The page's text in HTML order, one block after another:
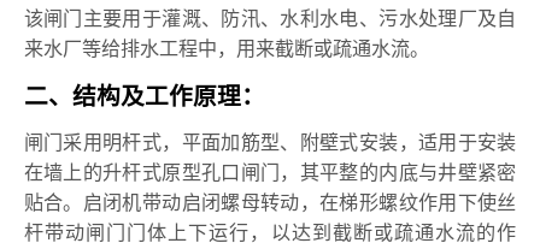
该闸门主要用于灌溉、防汛、水利水电、污水处理厂及自
来水厂等给排水工程中，用来截断或疏通水流。
二、结构及工作原理：
闸门采用明杆式，平面加筋型、附壁式安装，适用于安装
在墙上的升杆式原型孔口闸门，其平整的内底与井壁紧密
贴合。启闭机带动启闭螺母转动，在梯形螺纹作用下使丝
杆带动闸门门体上下运行，以达到截断或疏通水流的作